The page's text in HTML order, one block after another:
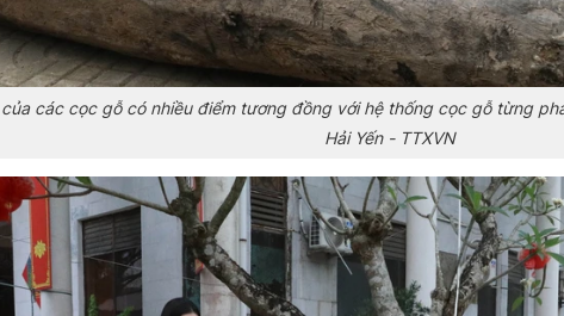
các cọc gỗ có nhiều điểm tương đồng với hệ thống cọc gỗ từng
Hải Yến - TTXVN